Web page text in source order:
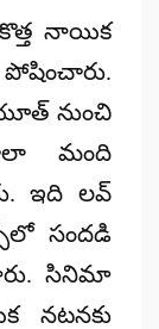
నాయిక
నుంచి
మంది
ఇది లవ్
సందడి
సినిమా
నటనకు